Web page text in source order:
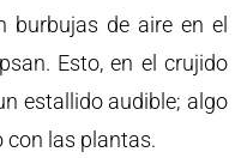
burbujas de aire en el
Esto, en el crujido
estallido audible; algo
con las plantas.